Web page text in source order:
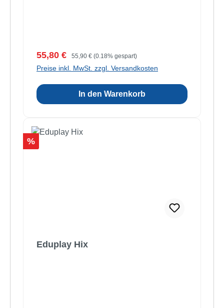
Verkaufspreis:
55,80 € Regulärer Preis:
55,90 € (0.18% gespart)
Preise inkl. MwSt. zzgl. Versandkosten
In den Warenkorb
Rabatt
%
Eduplay Hix